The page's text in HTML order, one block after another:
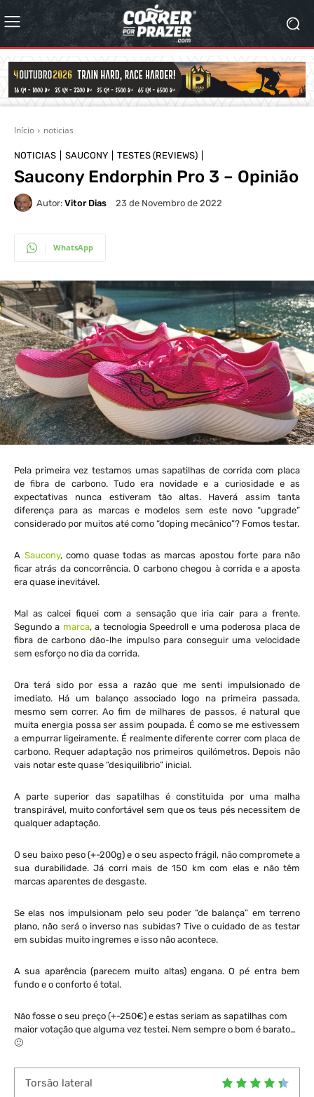
Início noticias
NOTICIAS SAUCONY TESTES (REVIEWS)
Saucony Endorphin Pro 3 – Opinião
Autor: Vitor Dias 23 de Novembro de 2022
WhatsApp
Pela primeira vez testamos umas sapatilhas de corrida com placa
de fibra de carbono. Tudo era novidade e a curiosidade e as
expectativas nunca estiveram tão altas. Haverá assim tanta
diferença para as marcas e modelos sem este novo “upgrade”
considerado por muitos até como “doping mecânico”? Fomos testar.
A Saucony, como quase todas as marcas apostou forte para não
ficar atrás da concorrência. O carbono chegou à corrida e a aposta
era quase inevitável.
Mal as calcei fiquei com a sensação que iria cair para a frente.
Segundo a marca, a tecnologia Speedroll e uma poderosa placa de
fibra de carbono dão-lhe impulso para conseguir uma velocidade
sem esforço no dia da corrida.
Ora terá sido por essa a razão que me senti impulsionado de
imediato. Há um balanço associado logo na primeira passada,
mesmo sem correr. Ao fim de milhares de passos, é natural que
muita energia possa ser assim poupada. É como se me estivessem
a empurrar ligeiramente. É realmente diferente correr com placa de
carbono. Requer adaptação nos primeiros quilómetros. Depois não
vais notar este quase “desiquilibrio” inicial.
A parte superior das sapatilhas é constituida por uma malha
transpirável, muito confortável sem que os teus pés necessitem de
qualquer adaptação.
O seu baixo peso (+-200g) e o seu aspecto frágil, não compromete a
sua durabilidade. Já corri mais de 150 km com elas e não têm
marcas aparentes de desgaste.
Se elas nos impulsionam pelo seu poder “de balança” em terreno
plano, não será o inverso nas subidas? Tive o cuidado de as testar
em subidas muito ingremes e isso não acontece.
A sua aparência (parecem muito altas) engana. O pé entra bem
fundo e o conforto é total.
Não fosse o seu preço (+-250€) e estas seriam as sapatilhas com
maior votação que alguma vez testei. Nem sempre o bom é barato…
🙂
Torsão lateral